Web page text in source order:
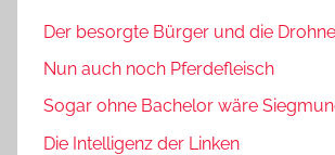
Der besorgte Bürger und die
Nun auch noch Pferdefleisch
Sogar ohne Bachelor wäre
Die Intelligenz der Linken